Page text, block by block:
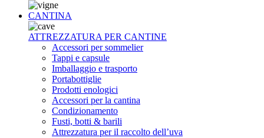
CANTINA
ATTREZZATURA PER CANTINE
Accessori per sommelier
Tappi e capsule
Imballaggio e trasporto
Portabottiglie
Prodotti enologici
Accessori per la cantina
Condizionamento
Fusti, botti & barili
Attrezzatura per il raccolto dell’uva